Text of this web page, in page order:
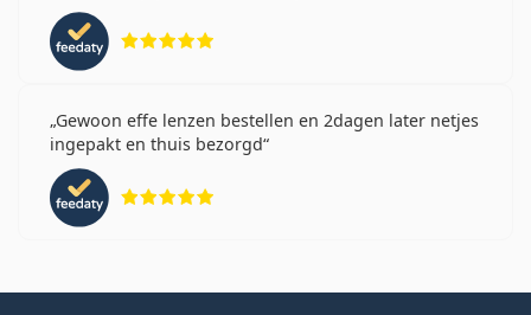
Gewoon effe lenzen bestellen en 2dagen later netjes
ingepakt en thuis bezorgd